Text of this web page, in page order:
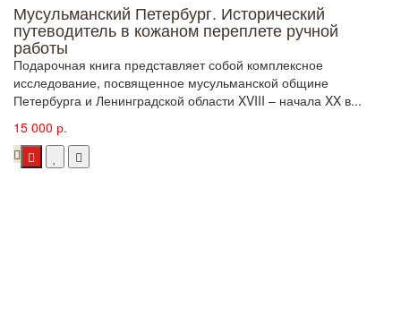
Мусульманский Петербург. Исторический
путеводитель в кожаном переплете ручной
работы
Подарочная книга представляет собой комплексное
исследование, посвященное мусульманской общине
Петербурга и Ленинградской области XVIII – начала XX в...
15 000 р.